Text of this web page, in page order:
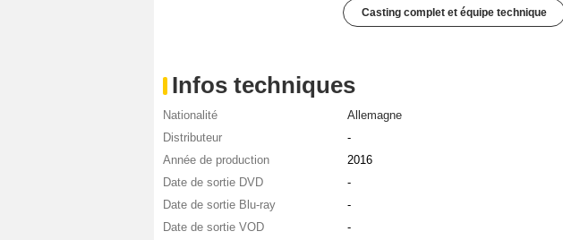
Casting complet et équipe technique
Infos techniques
Nationalité
Allemagne
Distributeur
-
Année de production
2016
Date de sortie DVD
-
Date de sortie Blu-ray
-
Date de sortie VOD
-